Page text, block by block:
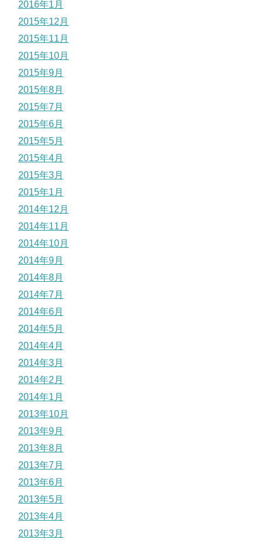
2016年1月
2015年12月
2015年11月
2015年10月
2015年9月
2015年8月
2015年7月
2015年6月
2015年5月
2015年4月
2015年3月
2015年1月
2014年12月
2014年11月
2014年10月
2014年9月
2014年8月
2014年7月
2014年6月
2014年5月
2014年4月
2014年3月
2014年2月
2014年1月
2013年10月
2013年9月
2013年8月
2013年7月
2013年6月
2013年5月
2013年4月
2013年3月